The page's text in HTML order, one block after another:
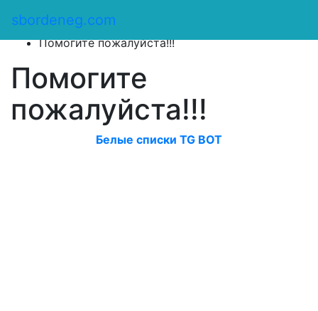
sbordeneg.com
Оказать помощь
Помогите пожалуйста!!!
Помогите
пожалуйста!!!
Белые списки TG BOT